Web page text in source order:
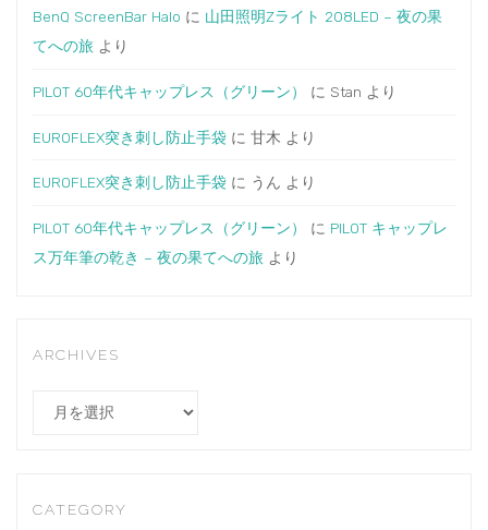
BenQ ScreenBar Halo に 山田照明Zライト 208LED – 夜の果
てへの旅 より
PILOT 60年代キャップレス（グリーン） に Stan より
EUROFLEX突き刺し防止手袋 に甘木 より
EUROFLEX突き刺し防止手袋 に うん より
PILOT 60年代キャップレス（グリーン） に PILOT キャップレ
ス万年筆の乾き – 夜の果てへの旅 より
ARCHIVES
Archives
CATEGORY